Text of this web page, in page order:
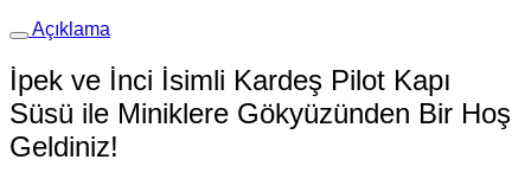
Açıklama
İpek ve İnci İsimli Kardeş Pilot Kapı
Süsü ile Miniklere Gökyüzünden Bir Hoş
Geldiniz!